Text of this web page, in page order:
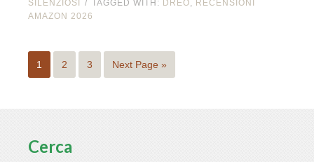
SILENZIOSI
TAGGED WITH: DREO, RECENSIONI
AMAZON 2026
1 2 3 Next Page »
Cerca